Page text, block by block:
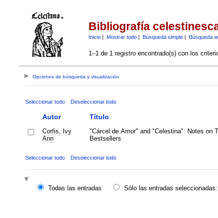
Bibliografía
Inicio| Mostrar todo| Búsqueda simple| Búsqueda
1–1 de 1 registro encontrado(s) con los
Opciones de búsqueda y visualización
Seleccionar todo Deseleccionar todo
Autor Título
Corfis, Ivy
Ann
"Cárcel de Amor" and "Celestina": Notes on
Bestsellers
Seleccionar todo Deseleccionar todo
Todas las entradas
Sólo las entradas seleccionadas: